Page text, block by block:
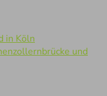
in Köln
und